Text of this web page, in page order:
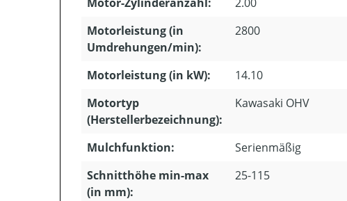
Motorleistung (in
Umdrehungen/min):
2800
Motorleistung (in kW):
14.10
Motortyp
(Herstellerbezeichnung):
Kawasaki OHV
Mulchfunktion:
Serienmäßig
Schnitthöhe min-max
(in mm):
25-115